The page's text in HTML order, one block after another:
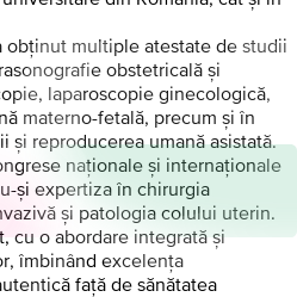
obținut multiple atestate de studii
obstetricală și
laparoscopie ginecologică,
materno-fetală, precum și în
și reproducerea umană asistată.
naționale și internaționale
și expertiza în chirurgia
și patologia colului uterin.
cu o abordare integrată și
îmbinând excelența
față de sănătatea